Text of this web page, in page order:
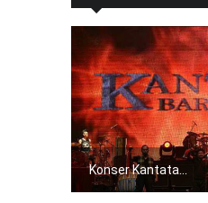
Konser Kantata...